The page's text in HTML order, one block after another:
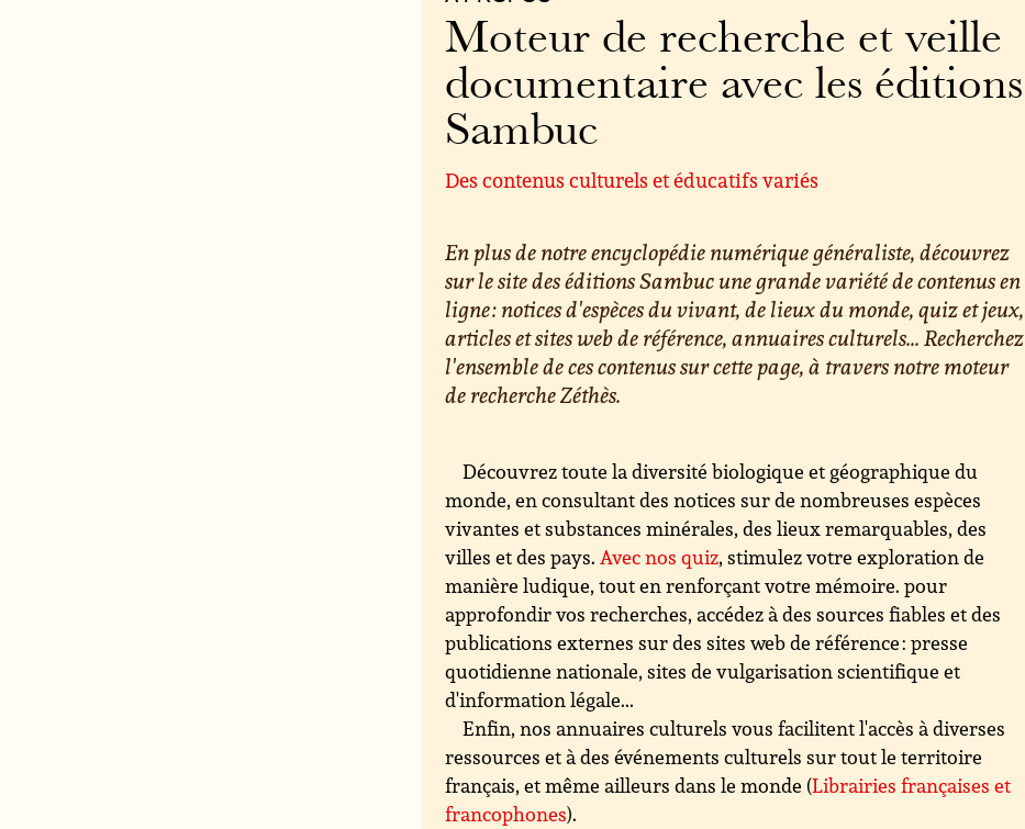
Moteur de recherche et veille
documentaire avec les éditions
Sambuc
Des contenus culturels et éducatifs variés
En plus de notre encyclopédie numérique généraliste, découvrez
sur le site des éditions Sambuc une grande variété de contenus en
ligne : notices d'espèces du vivant, de lieux du monde, quiz et jeux,
articles et sites web de référence, annuaires culturels... Recherchez
l'ensemble de ces contenus sur cette page, à travers notre moteur
de recherche Zéthès.
Découvrez toute la diversité biologique et géographique du
monde, en consultant des notices sur de nombreuses espèces
vivantes et substances minérales, des lieux remarquables, des
villes et des pays.Avec nos quiz, stimulez votre exploration de
manière ludique, tout en renforçant votre mémoire. pour
approfondir vos recherches, accédez à des sources fiables et des
publications externes sur des sites web de référence : presse
quotidienne nationale, sites de vulgarisation scientifique et
d'information légale...
Enfin, nos annuaires culturels vous facilitent l'accès à diverses
ressources et à des événements culturels sur tout le territoire
français, et même ailleurs dans le monde (Librairies françaises et
francophones).